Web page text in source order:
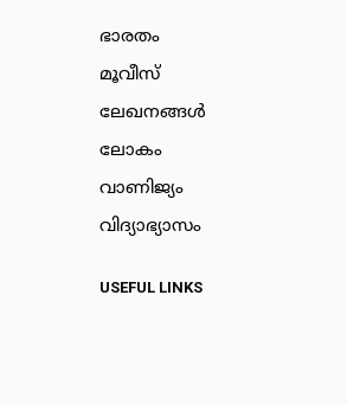
ഭാരതം
മൂവീസ്
ലേഖനങ്ങള്‍
ലോകം
വാണിജ്യം
വിദ്യാഭ്യാസം
USEFUL LINKS